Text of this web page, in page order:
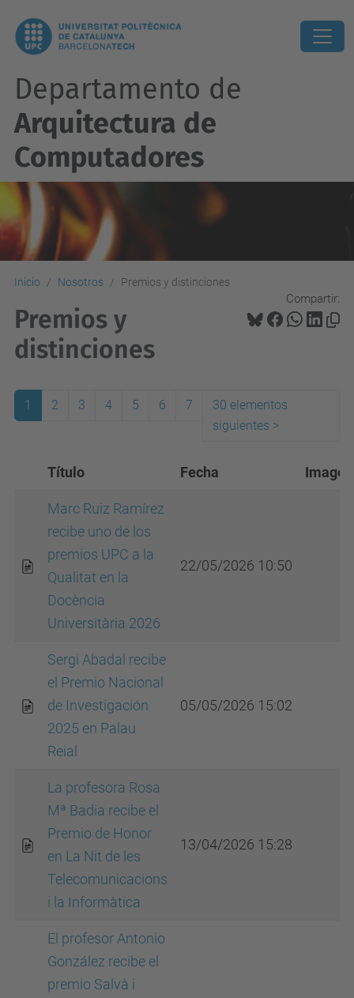
Departamento de
Arquitectura de
Computadores
Inicio Nosotros Premios y distinciones
Compartir:
Premios y
distinciones
1 2 3 4 5 6 7
30 elementos
siguientes >
Título Fecha Imagen
Marc Ruiz Ramírez
recibe uno de los
premios UPC a la
Qualitat en la
Docència
Universitària 2026
22/05/2026 10:50
Sergi Abadal recibe
el Premio Nacional
de Investigación
2025 en Palau
Reial
05/05/2026 15:02
La profesora Rosa
Mª Badia recibe el
Premio de Honor
en La Nit de les
Telecomunicacions
i la Informàtica
13/04/2026 15:28
El profesor Antonio
González recibe el
premio Salvà i